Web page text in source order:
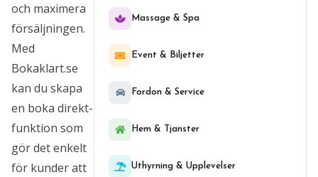
och maximera
försäljningen.
Med
Bokaklart.se
kan du skapa
en boka direkt-
funktion som
gör det enkelt
för kunder att
Massage & Spa
Event & Biljetter
Fordon & Service
Hem & Tjanster
Uthyrning & Upplevelser